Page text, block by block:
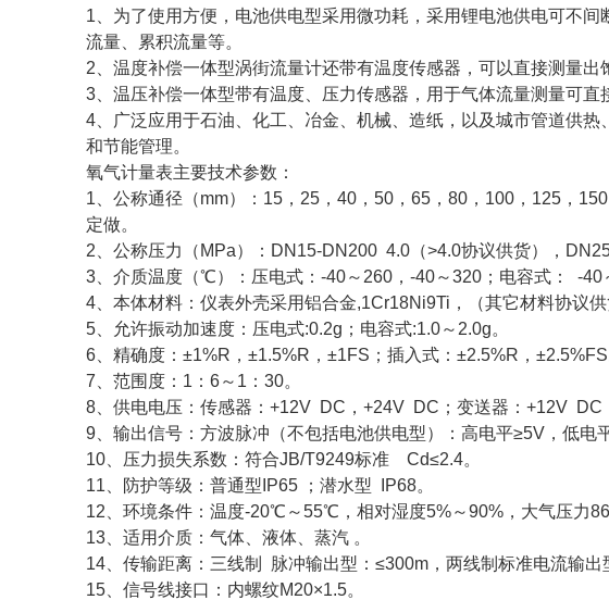
1、为了使用方便，电池供电型采用微功耗，采用锂电池供电可不
流量、累积流量等。
2、温度补偿一体型涡街流量计还带有温度传感器，可以直接测量
3、温压补偿一体型带有温度、压力传感器，用于气体流量测量可
4、广泛应用于石油、化工、冶金、机械、造纸，以及城市管道供
和节能管理。
氧气计量表主要技术参数：
1、公称通径（mm）：15，25，40，50，65，80，100，125，
定做。
2、公称压力（MPa）：DN15-DN200 4.0（>4.0协议供货），
3、介质温度（℃）：压电式：-40～260，-40～320；电容式： -40
4、本体材料：仪表外壳采用铝合金,1Cr18Ni9Ti，（其它材料协议供
5、允许振动加速度：压电式:0.2g；电容式:1.0～2.0g。
6、精确度：±1%R，±1.5%R，±1FS；插入式：±2.5%R，±2.5%FS
7、范围度：1：6～1：30。
8、供电电压：传感器：+12V DC，+24V DC；变送器：+12V
9、输出信号：方波脉冲（不包括电池供电型）：高电平≥5V，低电
10、压力损失系数：符合JB/T9249标准 Cd≤2.4。
11、防护等级：普通型IP65 ；潜水型 IP68。
12、环境条件：温度-20℃～55℃，相对湿度5%～90%，大气压力
13、适用介质：气体、液体、蒸汽 。
14、传输距离：三线制 脉冲输出型：≤300m，两线制标准电流输
15、信号线接口：内螺纹M20×1.5。